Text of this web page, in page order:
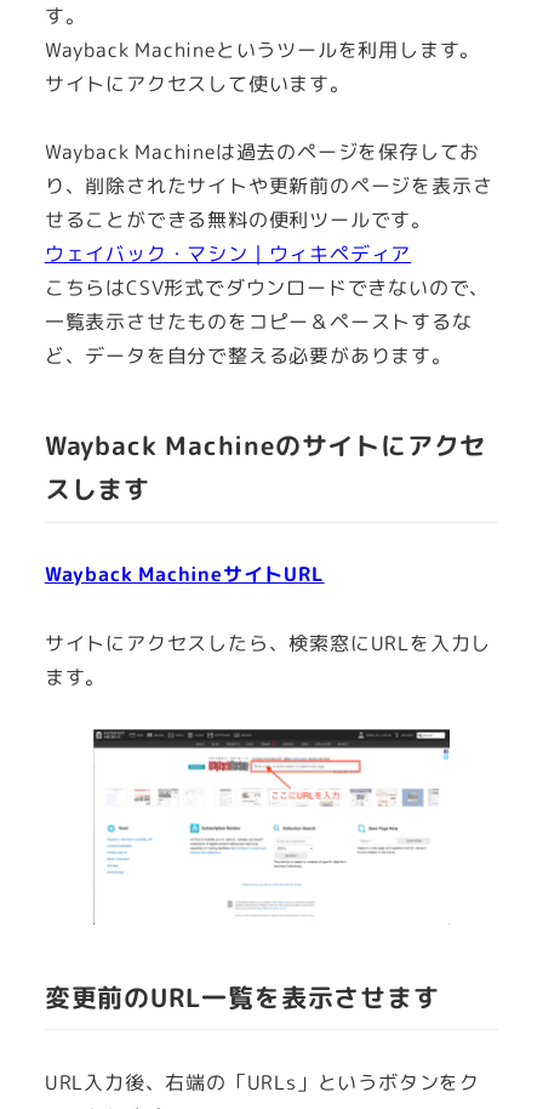
す。
Wayback Machineというツールを利用します。
サイトにアクセスして使います。
Wayback Machineは過去のページを保存してお
り、削除されたサイトや更新前のページを表示さ
せることができる無料の便利ツールです。
ウェイバック・マシン｜ウィキペディア
こちらはCSV形式でダウンロードできないので、
一覧表示させたものをコピー＆ペーストするな
ど、データを自分で整える必要があります。
Wayback Machineのサイトにアクセ
スします
Wayback MachineサイトURL
サイトにアクセスしたら、検索窓にURLを入力し
ます。
変更前のURL一覧を表示させます
URL入力後、右端の「URLs」というボタンをク